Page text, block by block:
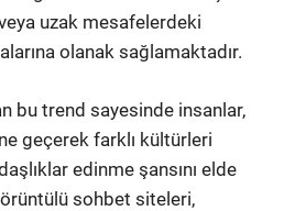
uzak mesafelerdeki
olanak sağlamaktadır.
bu trend sayesinde insanlar,
geçerek farklı kültürleri
edinme şansını elde
sohbet siteleri,